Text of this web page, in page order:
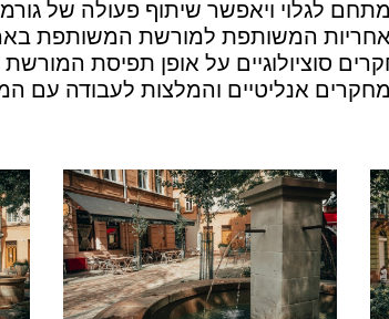
לגלוי ויאפשר שיתוף פעולה של
האחריות המשותפת למורשת המשותפת
סוציולוגיים על אופן תפיסת
מחקרים אנליטיים והמלצות לעבודה עם